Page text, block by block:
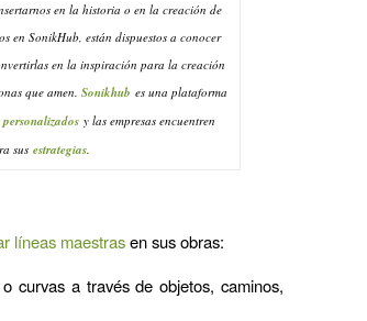
en la historia o en la creación de
en SonikHub, están dispuestos a conocer
en la inspiración para la creación
que amen. Sonikhub es una plataforma
y las empresas encuentren
sus estrategias.
líneas maestrasen sus obras:
curvas a través de objetos, caminos,